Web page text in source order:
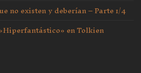
no existen y deberían – Parte 1/4
en Tolkien